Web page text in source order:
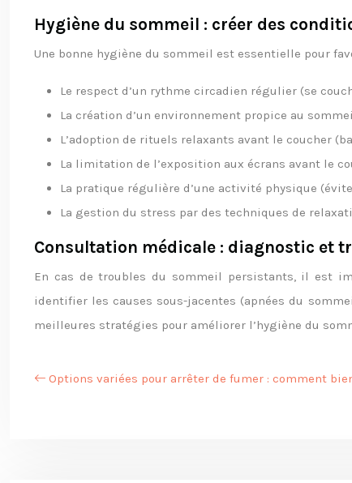
Hygiène du sommeil : créer des
Une bonne hygiène du sommeil est essentielle pour
Le respect d’un rythme circadien régulier (se
La création d’un environnement propice au
L’adoption de rituels relaxants avant le coucher
La limitation de l’exposition aux écrans avant le
La pratique régulière d’une activité physique
La gestion du stress par des techniques de
Consultation médicale : diagnostic et
En cas de troubles du sommeil persistants, il est
identifier les causes sous-jacentes (apnées du
meilleures stratégies pour améliorer l’hygiène du
Options variées pour arrêter de fumer : comment